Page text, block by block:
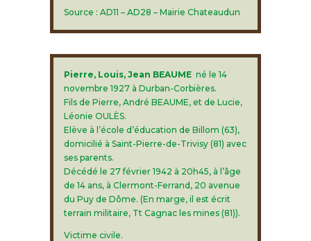
Source : AD11 – AD28 – Mairie Chateaudun
Pierre, Louis, Jean BEAUMEné le 14
novembre 1927 à Durban-Corbières.
Fils de Pierre, André BEAUME, et de Lucie,
Léonie OULÈS.
Elève à l’école d’éducation de Billom (63),
domicilié à Saint-Pierre-de-Trivisy (81) avec
ses parents.
Décédé le 27 février 1942 à 20h45, à l’âge
de 14 ans, à Clermont-Ferrand, 20 avenue
du Puy de Dôme. (En marge, il est écrit
terrain militaire, Tt Cagnac les mines (81)).
Victime civile.